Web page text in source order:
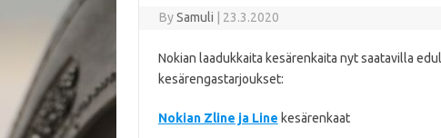
BySamuli 23.3.2020
Nokian laadukkaita kesärenkaita nyt saatavilla
kesärengastarjoukset:
Nokian Zline ja Line kesärenkaat